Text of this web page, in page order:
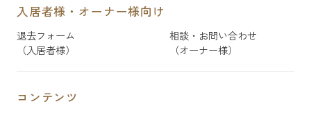
入居者様・オーナー様向け
退去フォーム
（入居者様）
相談・お問い合わせ
（オーナー様）
コンテンツ